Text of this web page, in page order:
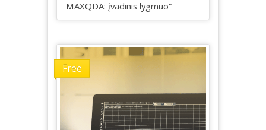
MAXQDA: įvadinis lygmuo“
Free